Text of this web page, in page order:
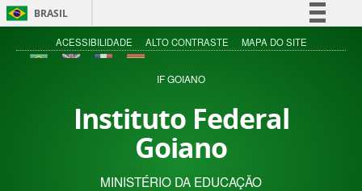
BRASIL
Simplifique!
Acesso à informação
ACESSIBILIDADE ALTO CONTRASTE MAPA DO SITE
IF GOIANO
Instituto Federal
Goiano
MINISTÉRIO DA EDUCAÇÃO